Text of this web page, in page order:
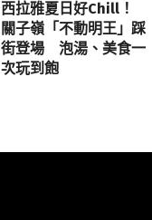
西拉雅夏日好Chill！
關子嶺「不動明王」踩
街登場 泡湯、美食一
次玩到飽